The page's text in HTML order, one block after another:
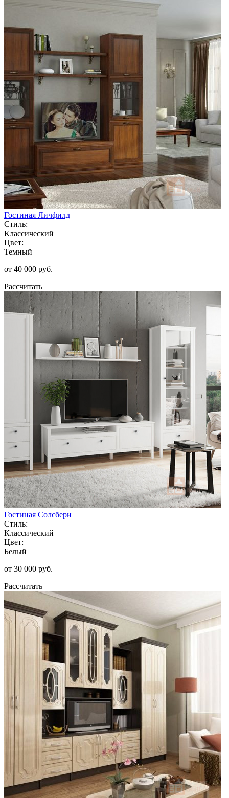
Гостиная Личфилд
Стиль:
Классический
Цвет:
Темный
от 40 000 руб.
Рассчитать
Гостиная Солсбери
Стиль:
Классический
Цвет:
Белый
от 30 000 руб.
Рассчитать